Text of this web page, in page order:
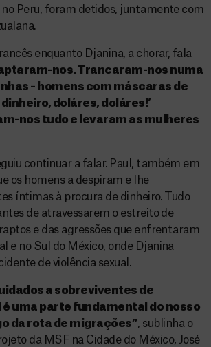
no Peru, foram detidos, juntamente com
enquanto Djanina, a chorar, fala
nos. Trancaram-nos numa
– homens com máscaras de
dinheiro, doláres, doláres!’
nos tudo e levaram as mulheres
continuar a falar. Paul, também em
os homens a despiram e lhe
íntimas à procura de dinheiro. Tudo
de atravessarem o estreito de
e das agressões que enfrentaram
e no Sul do México, onde Djanina
de violência sexual.
a sobreviventes de
uma parte fundamental do nosso
da rota de migrações”, sublinha o
da MSF na Cidade do México, José